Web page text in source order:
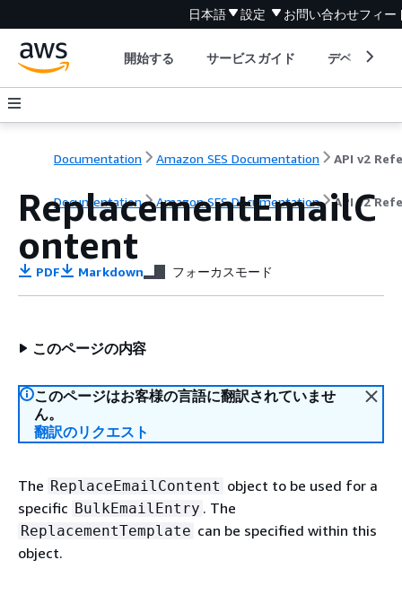
日本語 設定 お問い合わせフィー
開始する サービスガイド デベロッパ
Documentation Amazon SES Documentation
Documentation Amazon SES Documentation API v2
ReplacementEmailC
ontent
PDF Markdown フォーカスモード
このページの内容
このページはお客様の言語に翻訳されていませ
ん。
翻訳のリクエスト
The ReplaceEmailContent object to be used for a
specific BulkEmailEntry . The
ReplacementTemplate can be specified within this
object.